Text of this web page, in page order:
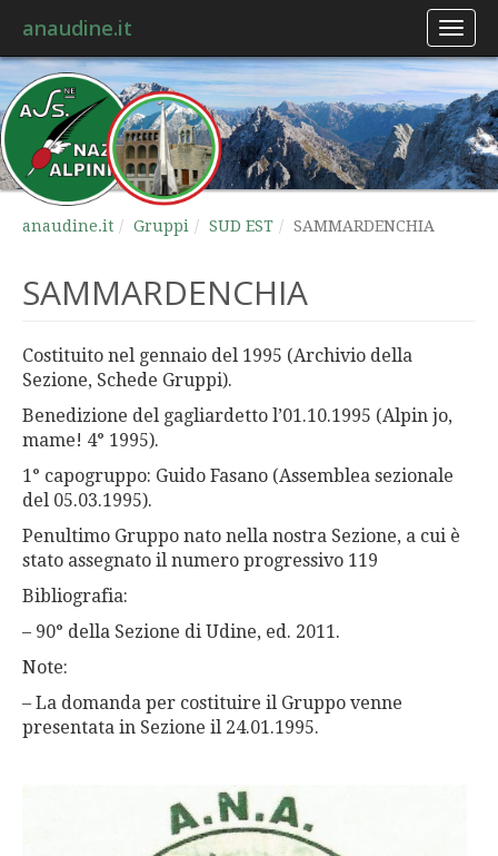
anaudine.it
anaudine.it Gruppi SUD EST SAMMARDENCHIA
SAMMARDENCHIA
Costituito nel gennaio del 1995 (Archivio della
Sezione, Schede Gruppi).
Benedizione del gagliardetto l’01.10.1995 (Alpin jo,
mame! 4° 1995).
1° capogruppo: Guido Fasano (Assemblea sezionale
del 05.03.1995).
Penultimo Gruppo nato nella nostra Sezione, a cui è
stato assegnato il numero progressivo 119
Bibliografia:
– 90° della Sezione di Udine, ed. 2011.
Note:
– La domanda per costituire il Gruppo venne
presentata in Sezione il 24.01.1995.